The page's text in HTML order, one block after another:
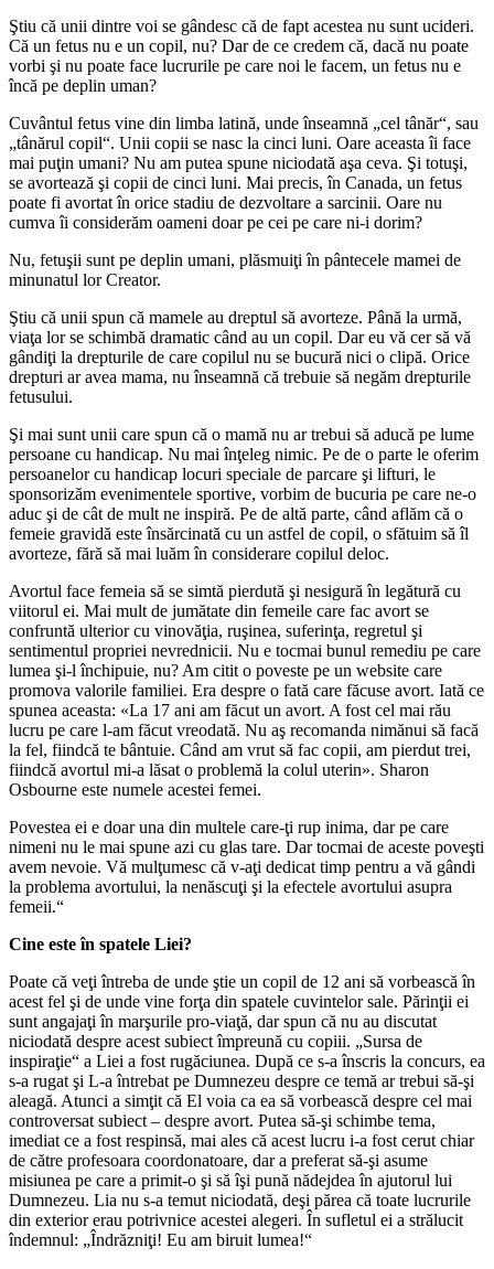
Ştiu că unii dintre voi se gândesc că de fapt acestea nu sunt ucideri.
Că un fetus nu e un copil, nu? Dar de ce credem că, dacă nu poate
vorbi şi nu poate face lucrurile pe care noi le facem, un fetus nu e
încă pe deplin uman?
Cuvântul fetus vine din limba latină, unde înseamnă „cel tânăr“, sau
„tânărul copil“. Unii copii se nasc la cinci luni. Oare aceasta îi face
mai puţin umani? Nu am putea spune niciodată aşa ceva. Şi totuşi,
se avortează şi copii de cinci luni. Mai precis, în Canada, un fetus
poate fi avortat în orice stadiu de dezvoltare a sarcinii. Oare nu
cumva îi considerăm oameni doar pe cei pe care ni-i dorim?
Nu, fetuşii sunt pe deplin umani, plăsmuiţi în pântecele mamei de
minunatul lor Creator.
Ştiu că unii spun că mamele au dreptul să avorteze. Până la urmă,
viaţa lor se schimbă dramatic când au un copil. Dar eu vă cer să vă
gândiţi la drepturile de care copilul nu se bucură nici o clipă. Orice
drepturi ar avea mama, nu înseamnă că trebuie să negăm drepturile
fetusului.
Şi mai sunt unii care spun că o mamă nu ar trebui să aducă pe lume
persoane cu handicap. Nu mai înţeleg nimic. Pe de o parte le oferim
persoanelor cu handicap locuri speciale de parcare şi lifturi, le
sponsorizăm evenimentele sportive, vorbim de bucuria pe care ne-o
aduc şi de cât de mult ne inspiră. Pe de altă parte, când aflăm că o
femeie gravidă este însărcinată cu un astfel de copil, o sfătuim să îl
avorteze, fără să mai luăm în considerare copilul deloc.
Avortul face femeia să se simtă pierdută şi nesigură în legătură cu
viitorul ei. Mai mult de jumătate din femeile care fac avort se
confruntă ulterior cu vinovăţia, ruşinea, suferinţa, regretul şi
sentimentul propriei nevrednicii. Nu e tocmai bunul remediu pe care
lumea şi-l închipuie, nu? Am citit o poveste pe un website care
promova valorile familiei. Era despre o fată care făcuse avort. Iată ce
spunea aceasta: «La 17 ani am făcut un avort. A fost cel mai rău
lucru pe care l-am făcut vreodată. Nu aş recomanda nimănui să facă
la fel, fiindcă te bântuie. Când am vrut să fac copii, am pierdut trei,
fiindcă avortul mi-a lăsat o problemă la colul uterin». Sharon
Osbourne este numele acestei femei.
Povestea ei e doar una din multele care-ţi rup inima, dar pe care
nimeni nu le mai spune azi cu glas tare. Dar tocmai de aceste poveşti
avem nevoie. Vă mulţumesc că v-aţi dedicat timp pentru a vă gândi
la problema avortului, la nenăscuţi şi la efectele avortului asupra
femeii.“
Cine este în spatele Liei?
Poate că veţi întreba de unde ştie un copil de 12 ani să vorbească în
acest fel şi de unde vine forţa din spatele cuvintelor sale. Părinţii ei
sunt angajaţi în marşurile pro-viaţă, dar spun că nu au discutat
niciodată despre acest subiect împreună cu copiii. „Sursa de
inspiraţie“ a Liei a fost rugăciunea. După ce s-a înscris la concurs, ea
s-a rugat şi L-a întrebat pe Dumnezeu despre ce temă ar trebui să-şi
aleagă. Atunci a simţit că El voia ca ea să vorbească despre cel mai
controversat subiect – despre avort. Putea să-şi schimbe tema,
imediat ce a fost respinsă, mai ales că acest lucru i-a fost cerut chiar
de către profesoara coordonatoare, dar a preferat să-şi asume
misiunea pe care a primit-o şi să îşi pună nădejdea în ajutorul lui
Dumnezeu. Lia nu s-a temut niciodată, deşi părea că toate lucrurile
din exterior erau potrivnice acestei alegeri. În sufletul ei a strălucit
îndemnul: „Îndrăzniţi! Eu am biruit lumea!“